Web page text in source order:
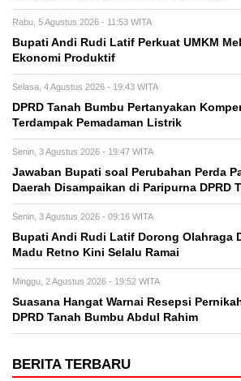
Rabu, 5 Agustus 2026 - 11:53 WITA
Bupati Andi Rudi Latif Perkuat UMKM
Ekonomi Produktif
Selasa, 4 Agustus 2026 - 19:43 WITA
DPRD Tanah Bumbu Pertanyakan
Terdampak Pemadaman Listrik
Senin, 3 Agustus 2026 - 19:47 WITA
Jawaban Bupati soal Perubahan Perda
Daerah Disampaikan di Paripurna DPRD
Senin, 3 Agustus 2026 - 09:16 WITA
Bupati Andi Rudi Latif Dorong Olahraga
Madu Retno Kini Selalu Ramai
Minggu, 2 Agustus 2026 - 19:52 WITA
Suasana Hangat Warnai Resepsi
DPRD Tanah Bumbu Abdul Rahim
BERITA TERBARU